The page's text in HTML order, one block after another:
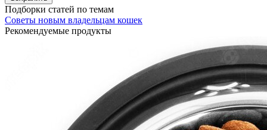
Подборки статей по темам
Советы новым владельцам кошек
Рекомендуемые продукты